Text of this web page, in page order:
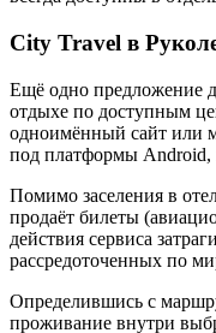
City Travel в
Ещё одно предложение
отдыхе по доступным
одноимённый сайт или
под платформы Android,
Помимо заселения в
продаёт билеты
действия сервиса
рассредоточенных по
Определившись с
проживание внутри